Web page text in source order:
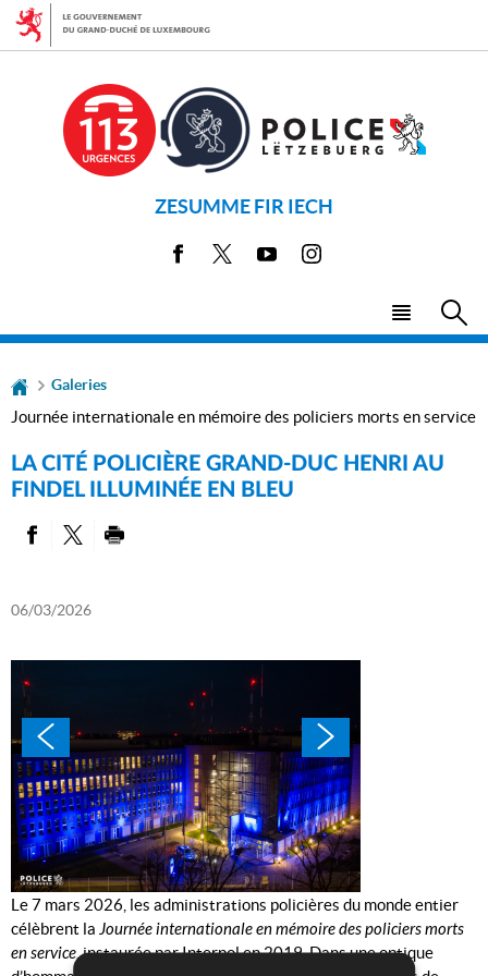
Aller
Aller
ZESUMME FIR IECH
Facebook YoutubeInstagram
Menu
Galeries
Journée internationale en mémoire des policiers morts en service
LA CITÉ POLICIÈRE GRAND-DUC HENRI AU
FINDEL ILLUMINÉE EN BLEU
06/03/2026
Le 7 mars 2026, les administrations policières du monde entier
célèbrent la Journée internationale en mémoire des policiers morts
en service, instaurée par Interpol en 2019. Dans une optique